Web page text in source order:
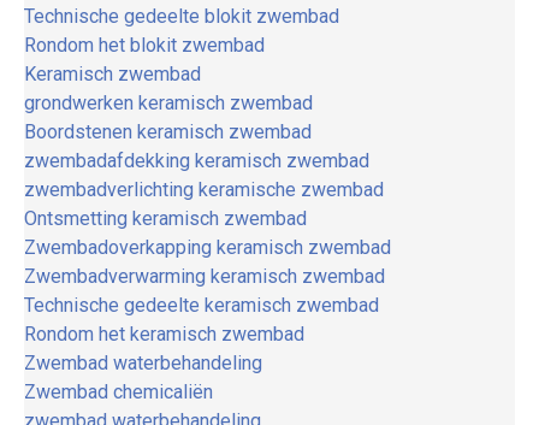
Technische gedeelte blokit zwembad
Rondom het blokit zwembad
Keramisch zwembad
grondwerken keramisch zwembad
Boordstenen keramisch zwembad
zwembadafdekking keramisch zwembad
zwembadverlichting keramische zwembad
Ontsmetting keramisch zwembad
Zwembadoverkapping keramisch zwembad
Zwembadverwarming keramisch zwembad
Technische gedeelte keramisch zwembad
Rondom het keramisch zwembad
Zwembad waterbehandeling
Zwembad chemicaliën